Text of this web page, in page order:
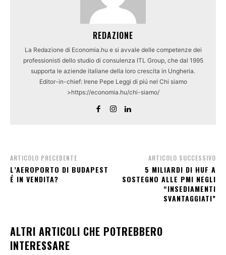
REDAZIONE
La Redazione di Economia.hu e si avvale delle competenze dei
professionisti dello studio di consulenza ITL Group, che dal 1995
supporta le aziende italiane della loro crescita in Ungheria.
Editor-in-chief: Irene Pepe Leggi di piú nel Chi siamo
>https://economia.hu/chi-siamo/
ARTICOLO PRECEDENTE
L’AEROPORTO DI BUDAPEST
É IN VENDITA?
ARTICOLO SUCCESSIVO
5 MILIARDI DI HUF A
SOSTEGNO ALLE PMI NEGLI
“INSEDIAMENTI
SVANTAGGIATI”
ALTRI ARTICOLI CHE POTREBBERO
INTERESSARE